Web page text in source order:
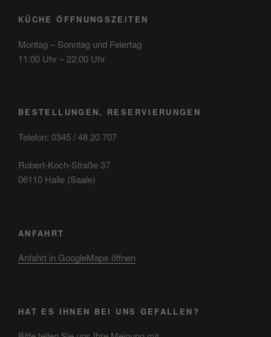
KÜCHE ÖFFNUNGSZEITEN
Montag – Sonntag und Feiertag
11:00 Uhr – 22:00 Uhr
BESTELLUNGEN, RESERVIERUNGEN
Telefon: 0345 / 48 20 707
Robert-Koch-Straße 37
06110 Halle (Saale)
ANFAHRT
Anfahrt in GoogleMaps öffnen
HAT ES IHNEN BEI UNS GEFALLEN?